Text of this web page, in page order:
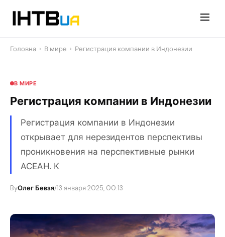
Головна › В мире › Регистрация компании в Индонезии
В МИРЕ
Регистрация компании в Индонезии
Регистрация компании в Индонезии
открывает для нерезидентов перспективы
проникновения на перспективные рынки
АСЕАН. К
ByОлег Бевзя/13 января 2025, 00:13